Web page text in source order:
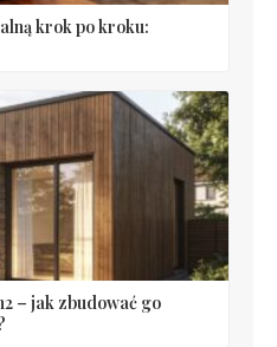
krok po kroku:
– jak zbudować go